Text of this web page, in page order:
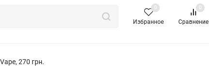
Избранное
0
Сравнение
0
270 грн.